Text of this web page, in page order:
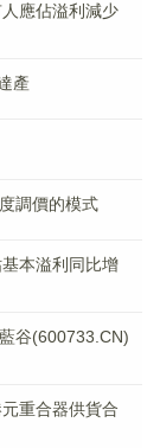
應佔溢利減少
產
調價的模式
本溢利同比增
谷(600733.CN)
重合器供貨合